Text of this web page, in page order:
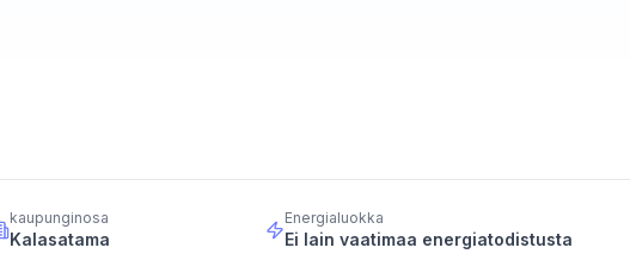
kaupunginosa
Kalasatama
Energialuokka
Ei lain vaatimaa energiatodistusta